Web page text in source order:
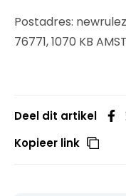
Postadres:
76771, 1070 KB
Deel dit artikel
Kopieer link